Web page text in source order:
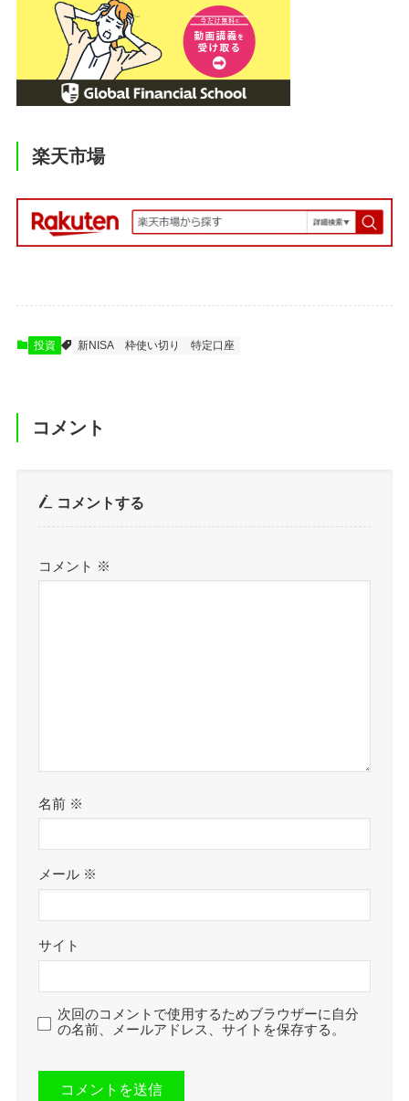
楽天市場
投資 新NISA 枠使い切り 特定口座
コメント
コメントする
コメント ※
名前 ※
メール ※
サイト
次回のコメントで使用するためブラウザーに自分
の名前、メールアドレス、サイトを保存する。